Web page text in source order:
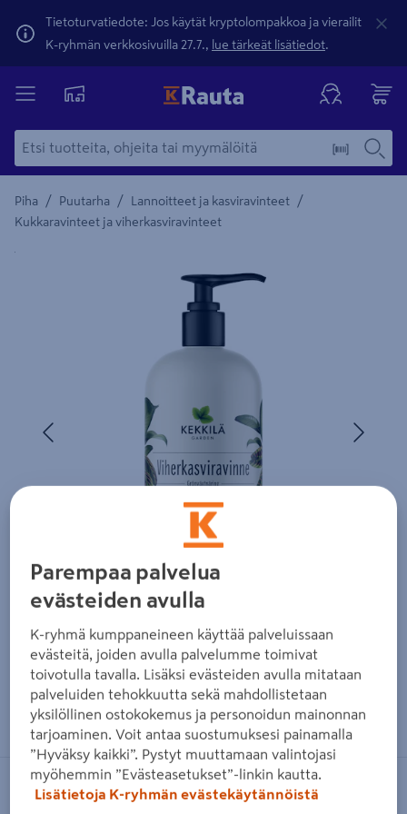
Tietoturvatiedote: Jos käytät kryptolompakkoa ja vierailit
K-ryhmän verkkosivuilla 27.7., lue tärkeät lisätiedot.
Piha / Puutarha / Lannoitteet ja kasviravinteet /
Kukkaravinteet ja viherkasviravinteet
Yksityiskohtainen kuvaus löytyy Tuotteen kuvaus -
Zoomaa kuvaa sormilla kosketusnäytöllä
KEKKILÄ
Parempaa palvelua
evästeiden avulla
K-ryhmä kumppaneineen käyttää palveluissaan
evästeitä, joiden avulla palvelumme toimivat
toivotulla tavalla. Lisäksi evästeiden avulla mitataan
palveluiden tehokkuutta sekä mahdollistetaan
yksilöllinen ostokokemus ja personoidun mainonnan
tarjoaminen. Voit antaa suostumuksesi painamalla
”Hyväksy kaikki”. Pystyt muuttamaan valintojasi
myöhemmin ”Evästeasetukset”-linkin kautta.
Lisätietoja K-ryhmän evästekäytännöistä